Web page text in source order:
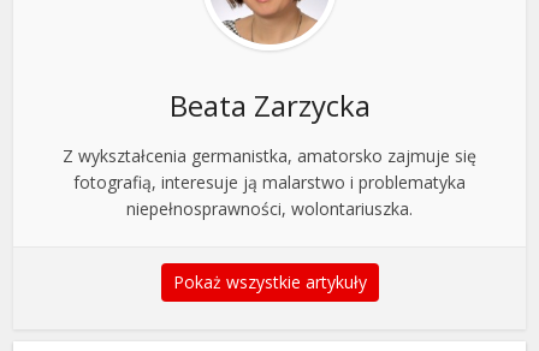
Beata Zarzycka
Z wykształcenia germanistka, amatorsko zajmuje się
fotografią, interesuje ją malarstwo i problematyka
niepełnosprawności, wolontariuszka.
Pokaż wszystkie artykuły